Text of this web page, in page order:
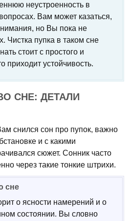
неустроенность в
Вам может казаться,
но Вы пока не
Чистка пупка в таком сне
стоит с простого и
приходит устойчивость.
СНЕ: ДЕТАЛИ
снился сон про пупок, важно
и с какими
сюжет. Сонник часто
через такие тонкие штрихи.
сне
о ясности намерений и о
состоянии. Вы словно